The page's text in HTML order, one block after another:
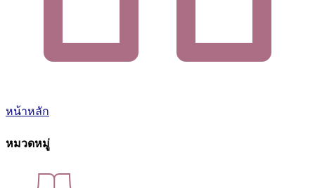
หน้าหลัก
หมวดหมู่